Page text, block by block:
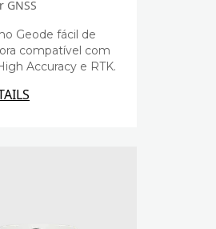
GNSS
Geode fácil de
compatível com
Accuracy e RTK.